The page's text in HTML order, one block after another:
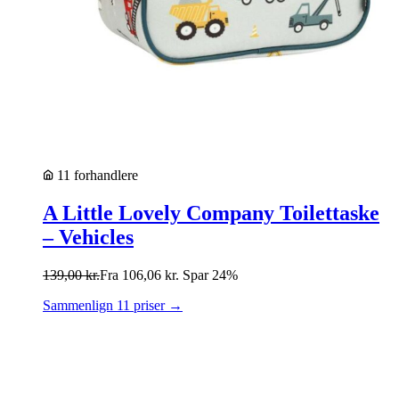
11 forhandlere
A Little Lovely Company Toilettaske
– Vehicles
139,00kr.Fra 106,06 kr. Spar 24%
Sammenlign 11 priser →